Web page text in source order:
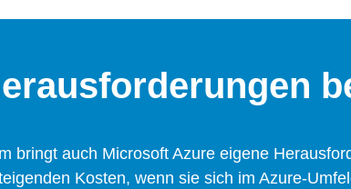
bringt auch Microsoft Azure eigene
Kosten, wenn sie sich im Azure-